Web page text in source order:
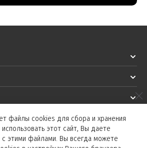
файлы cookies для сбора и хранения
этот сайт, Вы даете
с этими файлами. Вы всегда можете